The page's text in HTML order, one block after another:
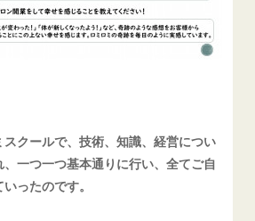
クールで、技術、知識、経営につい
一つ一つ基本通りに行い、全てご自
ったのです。